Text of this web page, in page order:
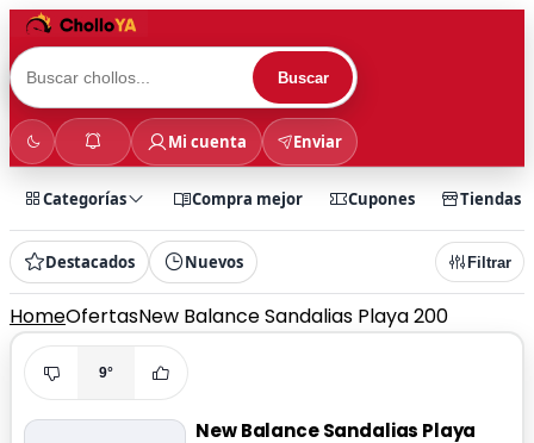
Buscar
Mi cuenta Enviar
Categorías Compra mejor Cupones Tiendas
Destacados Nuevos Filtrar
HomeOfertasNew Balance Sandalias Playa 200
9°
New Balance Sandalias Playa